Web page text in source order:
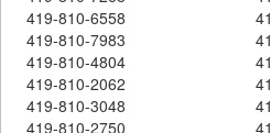
419-810-6558
419-810-7983
419-810-4804
419-810-2062
419-810-3048
419-810-2750